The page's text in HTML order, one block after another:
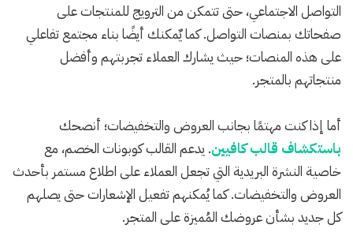
التواصل الاجتماعي، حتى تتمكن من الترويج للمنتجات على
صفحاتك بمنصات التواصل. كما يٌمكنك أيضًا بناء مجتمع تفاعلي
على هذه المنصات؛ حيث يشارك العملاء تجربتهم وأفضل
منتجاتهم بالمتجر.
أما إذا كنت مهتمًا بجانب العروض والتخفيضات؛ أنصحك
باستكشاف قالب كافيين. يدعم القالب كوبونات الخصم، مع
خاصية النشرة البريدية التي تجعل العملاء على اطلاع مستمر بأحدث
العروض والتخفيضات. كما يُمكنهم تفعيل الإشعارات حتى يصلهم
كل جديد بشأن عروضك المُميزة على المتجر.